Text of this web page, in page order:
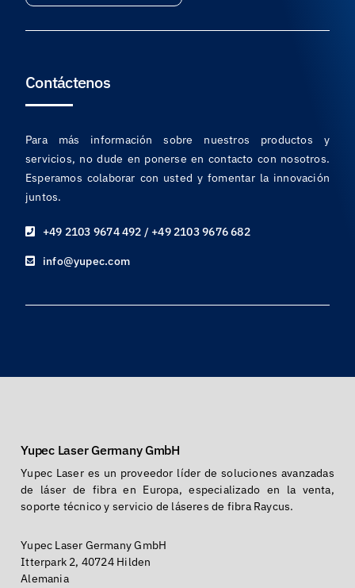
Contáctenos
Para más información sobre nuestros productos y
servicios, no dude en ponerse en contacto con nosotros.
Esperamos colaborar con usted y fomentar la innovación
juntos.
+49 2103 9674 492 / +49 2103 9676 682
info@yupec.com
Yupec Laser Germany GmbH
Yupec Laser es un proveedor líder de soluciones avanzadas
de láser de fibra en Europa, especializado en la venta,
soporte técnico y servicio de láseres de fibra Raycus.
Yupec Laser Germany GmbH
Itterpark 2, 40724 Hilden
Alemania